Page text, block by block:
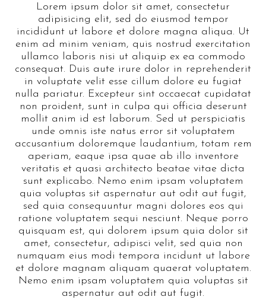
Lorem ipsum dolor sit amet, consectetur
adipisicing elit, sed do eiusmod tempor
incididunt ut labore et dolore magna aliqua. Ut
enim ad minim veniam, quis nostrud exercitation
ullamco laboris nisi ut aliquip ex ea commodo
consequat. Duis aute irure dolor in reprehenderit
in voluptate velit esse cillum dolore eu fugiat
nulla pariatur. Excepteur sint occaecat cupidatat
non proident, sunt in culpa qui officia deserunt
mollit anim id est laborum. Sed ut perspiciatis
unde omnis iste natus error sit voluptatem
accusantium doloremque laudantium, totam rem
aperiam, eaque ipsa quae ab illo inventore
veritatis et quasi architecto beatae vitae dicta
sunt explicabo. Nemo enim ipsam voluptatem
quia voluptas sit aspernatur aut odit aut fugit,
sed quia consequuntur magni dolores eos qui
ratione voluptatem sequi nesciunt. Neque porro
quisquam est, qui dolorem ipsum quia dolor sit
amet, consectetur, adipisci velit, sed quia non
numquam eius modi tempora incidunt ut labore
et dolore magnam aliquam quaerat voluptatem.
Nemo enim ipsam voluptatem quia voluptas sit
aspernatur aut odit aut fugit.